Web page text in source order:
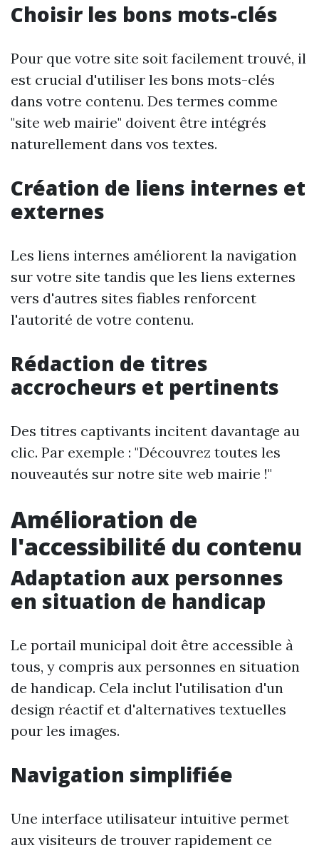
Choisir les bons mots-clés
Pour que votre site soit facilement trouvé, il
est crucial d'utiliser les bons mots-clés
dans votre contenu. Des termes comme
"site web mairie" doivent être intégrés
naturellement dans vos textes.
Création de liens internes et
externes
Les liens internes améliorent la navigation
sur votre site tandis que les liens externes
vers d'autres sites fiables renforcent
l'autorité de votre contenu.
Rédaction de titres
accrocheurs et pertinents
Des titres captivants incitent davantage au
clic. Par exemple : "Découvrez toutes les
nouveautés sur notre site web mairie !"
Amélioration de
l'accessibilité du contenu
Adaptation aux personnes
en situation de handicap
Le portail municipal doit être accessible à
tous, y compris aux personnes en situation
de handicap. Cela inclut l'utilisation d'un
design réactif et d'alternatives textuelles
pour les images.
Navigation simplifiée
Une interface utilisateur intuitive permet
aux visiteurs de trouver rapidement ce